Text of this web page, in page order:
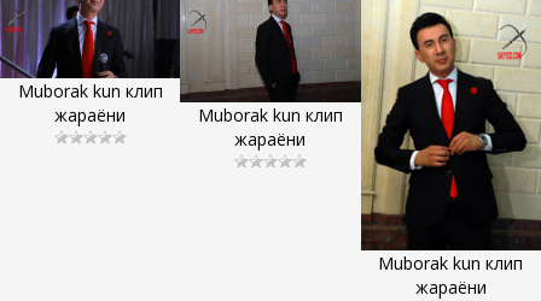
Muborak kun клип
жараёни
Muborak kun клип
жараёни
Muborak kun клип
жараёни